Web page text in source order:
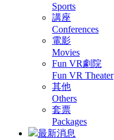
Sports
講座
Conferences
電影
Movies
Fun VR劇院
Fun VR Theater
其他
Others
套票
Packages
最新消息